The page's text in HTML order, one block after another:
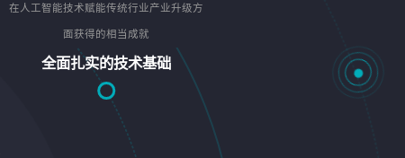
在人工智能技术赋能传统行业产业升级方
面获得的相当成就
全面扎实的技术基础